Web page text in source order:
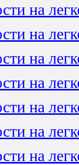
на
на
на
на
на
на
на